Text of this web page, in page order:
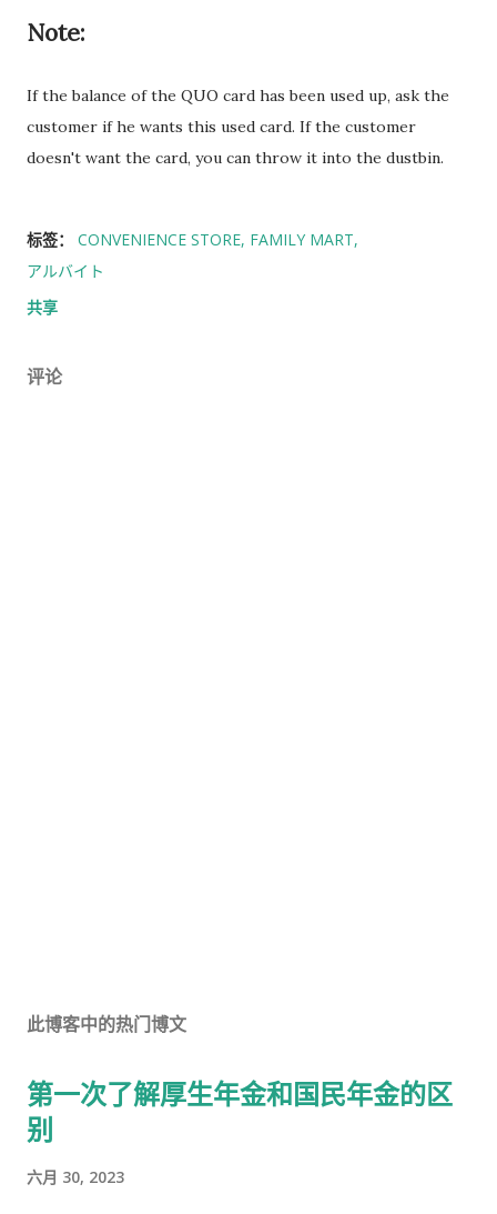
Note:
If the balance of the QUO card has been used up, ask the
customer if he wants this used card. If the customer
doesn't want the card, you can throw it into the dustbin.
标签： CONVENIENCE STORE FAMILY MART
アルバイト
共享
评论
此博客中的热门博文
第一次了解厚生年金和国民年金的区
别
六月 30, 2023